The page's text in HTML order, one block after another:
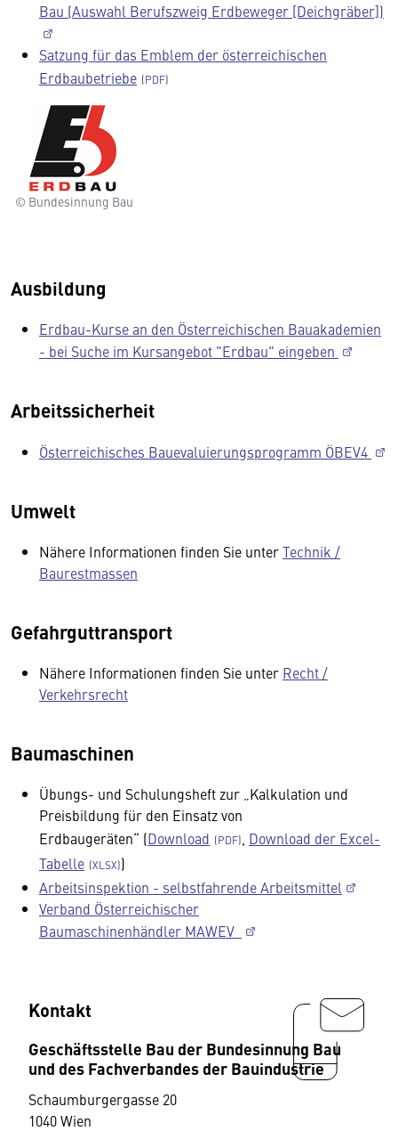
Bau (Auswahl Berufszweig Erdbeweger [Deichgräber])
Satzung für das Emblem der österreichischen
Erdbaubetriebe
© Bundesinnung Bau
Ausbildung
Erdbau-Kurse an den Österreichischen Bauakademien
- bei Suche im Kursangebot "Erdbau" eingeben
Arbeitssicherheit
Österreichisches Bauevaluierungsprogramm ÖBEV4
Umwelt
Nähere Informationen finden Sie unterTechnik /
Baurestmassen
Gefahrguttransport
Nähere Informationen finden Sie unter Recht /
Verkehrsrecht
Baumaschinen
Übungs- und Schulungsheft zur „Kalkulation und
Preisbildung für den Einsatz von
Erdbaugeräten“ (Download
Download der Excel-
Tabelle
)
Arbeitsinspektion - selbstfahrende Arbeitsmittel
Verband Österreichischer
Baumaschinenhändler MAWEV
Kontakt
Geschäftsstelle Bau der Bundesinnung Bau
und des Fachverbandes der Bauindustrie
Schaumburgergasse 20
1040 Wien